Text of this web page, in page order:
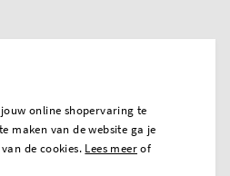
online shopervaring te
maken van de website ga je
de cookies. Lees meerof